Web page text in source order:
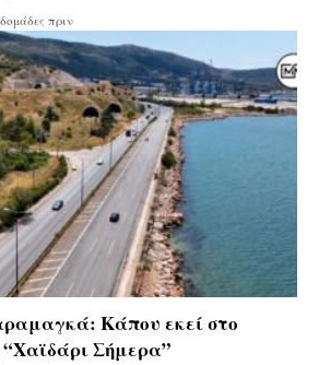
πριν
Κάπου εκεί στο
Σήμερα”